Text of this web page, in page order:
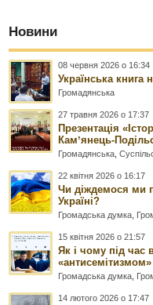
Новини
08 червня 2026 о 16:34
Українська книга
Громадянська
27 травня 2026 о 17:37
Презентація
Камʼянець-
Громадянська ,
22 квітня 2026 о 16:17
Чи діждемося ми
Україні?
Громадська думка
15 квітня 2026 о 21:57
Як і чому під час
Громадська думка
14 лютого 2026 о 17:47